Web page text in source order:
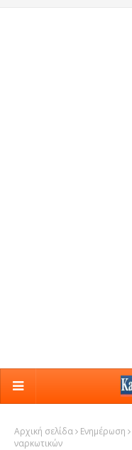
Αρχική σελίδα Ενημέρωση
ναρκωτικών